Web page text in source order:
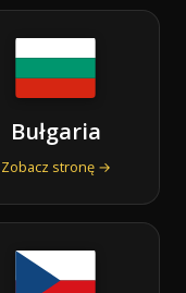
Bułgaria
Zobacz stronę →